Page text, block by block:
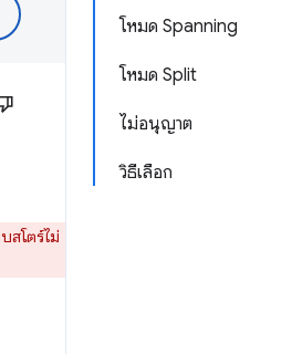
โหมด Spanning
โหมด Split
ไม่อนุญาต
วิธีเลือก
สโตร์ไม่